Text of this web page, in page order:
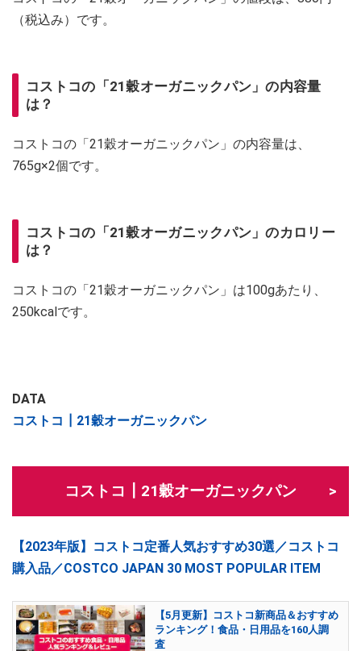
（税込み）です。
コストコの「21穀オーガニックパン」の内容量
は？
コストコの「21穀オーガニックパン」の内容量は、
765g×2個です。
コストコの「21穀オーガニックパン」のカロリー
は？
コストコの「21穀オーガニックパン」は100gあたり、
250kcalです。
DATA
コストコ┃21穀オーガニックパン
コストコ┃21穀オーガニックパン
【2023年版】コストコ定番人気おすすめ30選／コストコ
購入品／COSTCO JAPAN 30 MOST POPULAR ITEM
【5月更新】コストコ新商品＆おすすめ
ランキング！食品・日用品を160人調
査